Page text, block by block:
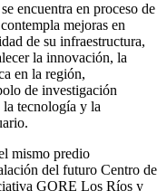
encuentra en proceso de
mejoras en
de su infraestructura,
la innovación, la
en la región,
de investigación
tecnología y la
mismo predio
del futuro Centro de
GORE Los Ríos y